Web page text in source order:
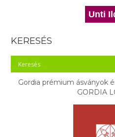
Unti
KERESÉS
Gordia prémium ásványok
GORDIA